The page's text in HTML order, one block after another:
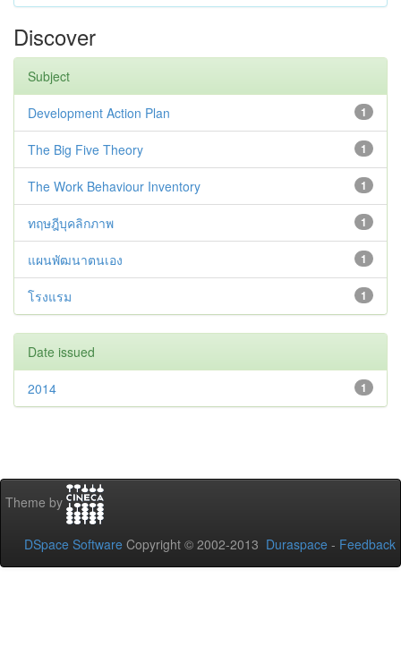
Discover
Subject
1
Development Action Plan
1
The Big Five Theory
1
The Work Behaviour Inventory
1
ทฤษฎีบุคลิกภาพ
1
แผนพัฒนาตนเอง
1
โรงแรม
Date issued
1
2014
Theme by
DSpace Software Copyright © 2002-2013 Duraspace - Feedback